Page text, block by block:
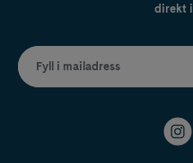
direkt
Fyll i mailadress